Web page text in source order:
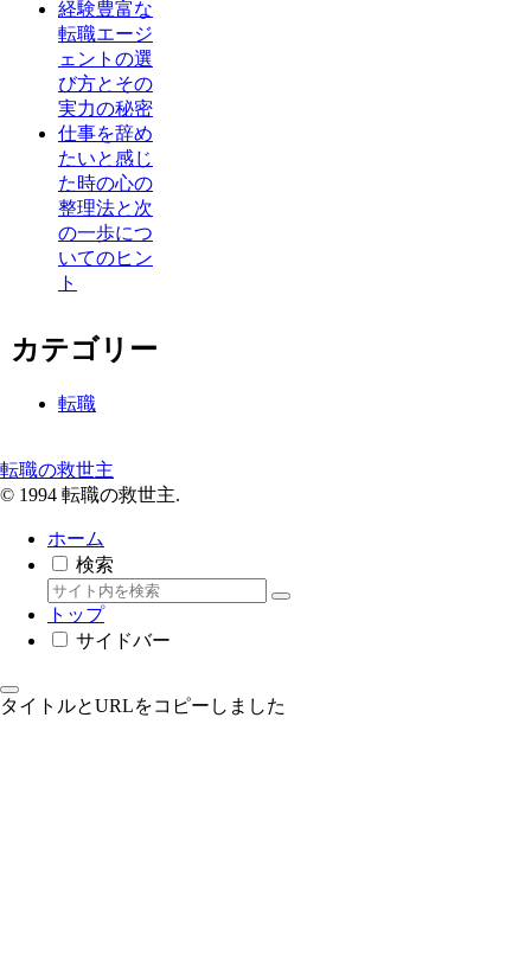
経験豊富な
転職エージ
ェントの選
び方とその
実力の秘密
仕事を辞め
たいと感じ
た時の心の
整理法と次
の一歩につ
いてのヒン
ト
カテゴリー
転職
転職の救世主
© 1994 転職の救世主.
ホーム
検索
トップ
サイドバー
タイトルとURLをコピーしました